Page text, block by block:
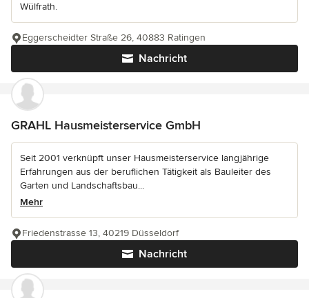
Wülfrath.
Nachricht
Eggerscheidter Straße 26, 40883 Ratingen
GRAHL Hausmeisterservice GmbH
Seit 2001 verknüpft unser Hausmeisterservice langjährige
Erfahrungen aus der beruflichen Tätigkeit als Bauleiter des
Garten und Landschaftsbau...
Mehr
Nachricht
Friedenstrasse 13, 40219 Düsseldorf